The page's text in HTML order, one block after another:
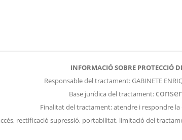
INFORMACIÓ SOBRE PROTECCIÓ
Responsable del tractament: GABINETE
Base jurídica del tractament:
Finalitat deltractament: atendre i respondre
rectificació supressió, portabilitat, limitació del